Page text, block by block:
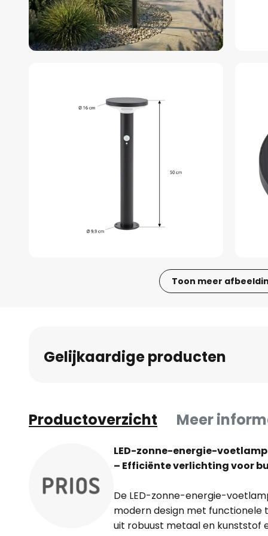
Toon meer
vanGelijkaardige producten
Productoverzicht Meer
LED-zonne-energie-
– Efficiënte verlichting voor
De LED-zonne-energie-
modern design met functionele
uit robuust metaal en kunststof